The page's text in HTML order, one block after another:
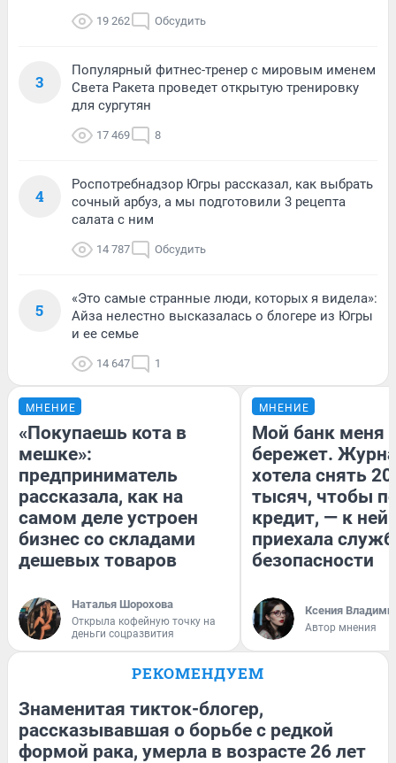
19 262 Обсудить
3
Популярный фитнес-тренер с мировым именем
Света Ракета проведет открытую тренировку
для сургутян
17 469 8
4
Роспотребнадзор Югры рассказал, как выбрать
сочный арбуз, а мы подготовили 3 рецепта
салата с ним
14 787 Обсудить
5
«Это самые странные люди, которых я видела»:
Айза нелестно высказалась о блогере из Югры
и ее семье
14 647 1
МНЕНИЕ
«Покупаешь кота в
мешке»:
предприниматель
рассказала, как на
самом деле устроен
бизнес со складами
дешевых товаров
Наталья Шорохова
Открыла кофейную точку на
деньги соцразвития
МНЕНИЕ
Мой банк меня
бережет.
хотела снять
тысяч, чтобы
кредит, — к
приехала
безопасности
Ксения
Автор мнения
РЕКОМЕНДУЕМ
Знаменитая тикток-блогер,
рассказывавшая о борьбе с редкой
формой рака, умерла в возрасте 26 лет